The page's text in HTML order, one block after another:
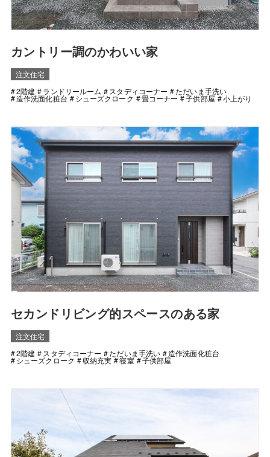
カントリー調のかわいい家
注文住宅
2階建
ランドリールーム スタディコーナー ただいま手洗い
造作洗面化粧台 シューズクローク 畳コーナー 子供部屋 小上がり
セカンドリビング的スペースのある家
注文住宅
2階建
スタディコーナー ただいま手洗い 造作洗面化粧台
シューズクローク 収納充実 寝室 子供部屋